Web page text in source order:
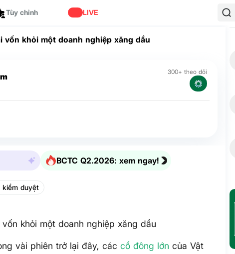
Tùy chỉnh LIVE
vốn khỏi một doanh nghiệp xăng dầu
300+ theo dõi
BCTC Q2.2026: xem ngay!
kiểm duyệt
khỏi một doanh nghiệp xăng dầu
vài phiên trở lại đây, cáccổ đông lớn của Vật